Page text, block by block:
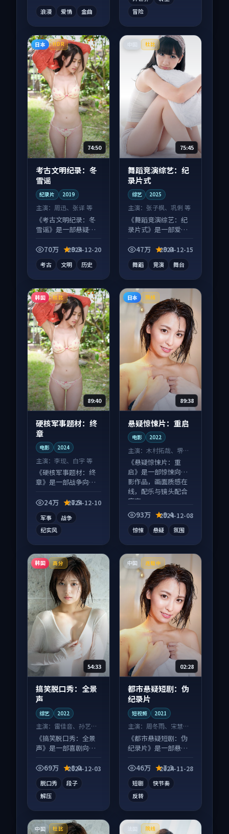
浪漫 爱情 金曲
冒险
日本 HDR
74:50
考古文明纪录：冬
雪谣
纪录片 2019
主演： 周迅、张译 等
《考古文明纪录：冬
雪谣》是一部悬疑向
蛋别错过，字幕区常
70万 9.3
2024-12-20
考古 文明 历史
杜比
75:45
舞蹈竞演综艺：纪
录片式
综艺 2025
主演： 张子枫、巩俐 等
《舞蹈竞演综艺：纪
录片式》是一部爱情
屏端观看，细节更丰
47万 9.0
2024-12-15
舞蹈 竞演 舞台
韩国 杜比
89:40
硬核军事题材：终
章
电影 2024
主演： 李现、白宇 等
《硬核军事题材：终
章》是一部战争向电
为内核，情感戏份扎
24万 7.5
2024-12-10
军事
战争
纪实风
日本 院线
89:38
悬疑惊悚片：重启
电影 2022
主演：木村拓哉、堺雅
人 等
《悬疑惊悚片：重
启》是一部惊悚向电
影作品，画面质感在
线，配乐与镜头配合
度高。
93万
9.4
2024-12-08
惊悚 悬疑 氛围
韩国 高分
54:33
搞笑脱口秀：全景
声
综艺 2022
主演： 雷佳音、孙艺珍
等
《搞笑脱口秀：全景
声》是一部喜剧向综
层推进，尾声常有情
69万 8.0
2024-12-03
脱口秀
段子
解压
中国 连载中
02:28
都市悬疑短剧：伪
纪录片
短视频 2021
主演： 周冬雨、宋慧乔
等
《都市悬疑短剧：伪
纪录片》是一部悬疑
叙事并行，细节值得
46万 7.3
2024-11-28
短剧
快节奏
反转
中国 杜比 院线